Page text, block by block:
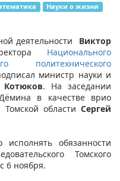
Науки о жизни
деятельности Виктор
Национального
политехнического
министр науки и
. На заседании
в качестве врио
Томской области Сергей
обязанности
Томского
6 ноября.